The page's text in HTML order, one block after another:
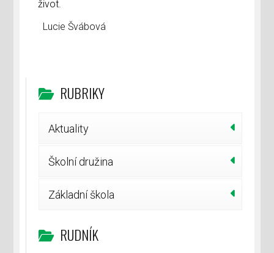
život.
Lucie Švábová
RUBRIKY
Aktuality
Školní družina
Základní škola
RUDNÍK